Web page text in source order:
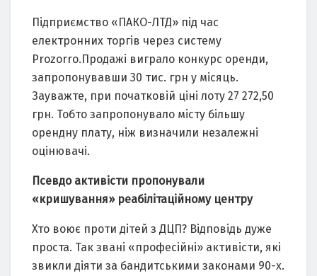
Підприємство «ПАКО-ЛТД» під час
електронних торгів через систему
Prozorro.Продажі виграло конкурс оренди,
запропонувавши 30 тис. грн у місяць.
Зауважте, при початковій ціні лоту 27 272,50
грн. Тобто запропонувало місту більшу
орендну плату, ніж визначили незалежні
оцінювачі.
Псевдо активісти пропонували
«кришування» реабілітаційному центру
Хто воює проти дітей з ДЦП? Відповідь дуже
проста. Так звані «професійні» активісти, які
звикли діяти за бандитськими законами 90-х.